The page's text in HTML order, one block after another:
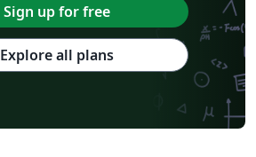
Sign up for free
Explore all plans